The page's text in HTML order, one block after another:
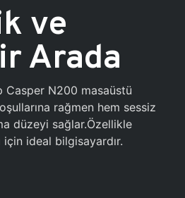
ve
Arada
Casper N200 masaüstü
rağmen hem sessiz
düzeyi sağlar.Özellikle
için ideal bilgisayardır.